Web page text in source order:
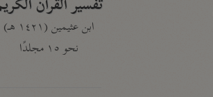
تفسير القرآن
ابن عثيمين (١٤٢١ هـ)
نحو ١٥ مجلدًا